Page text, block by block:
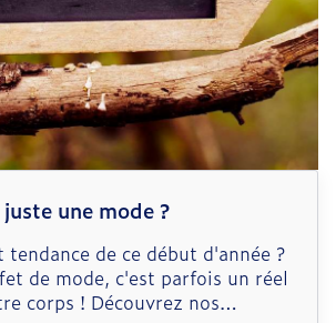
une mode ?
de ce début d'année ?
de mode, c'est parfois un réel
corps ! Découvrez nos